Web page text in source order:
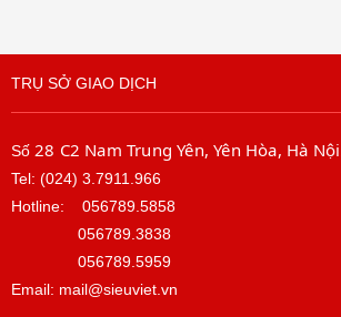
TRỤ SỞ GIAO DỊCH
Số 28 C2 Nam Trung Yên, Yên Hòa, Hà Nội
Tel: (024) 3.7911.966
Hotline: 056789.5858
056789.3838
056789.5959
Email: mail@sieuviet.vn